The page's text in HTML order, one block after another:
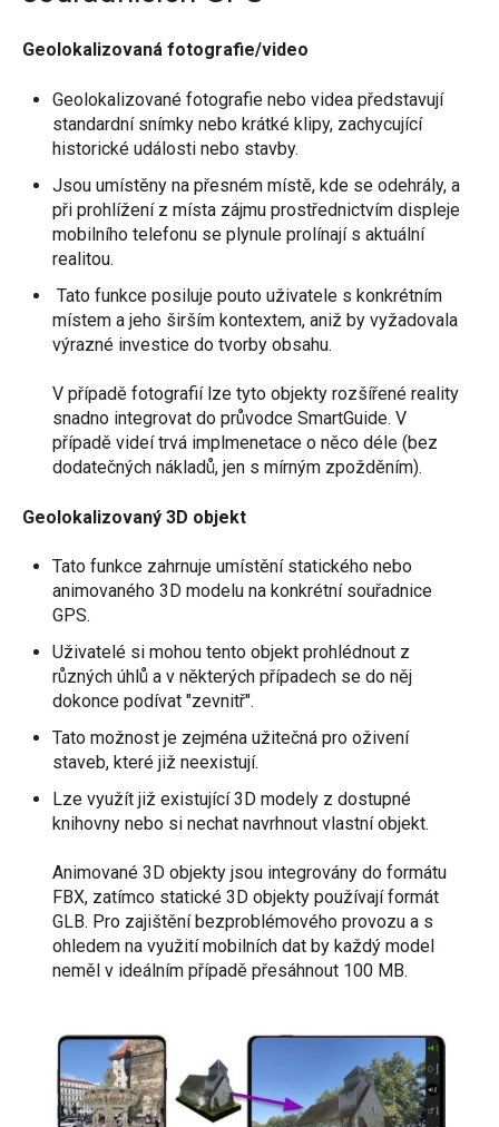
Geolokalizovaná fotografie/video
Geolokalizované fotografie nebo videa představují
standardní snímky nebo krátké klipy, zachycující
historické události nebo stavby.
Jsou umístěny na přesném místě, kde se odehrály, a
při prohlížení z místa zájmu prostřednictvím displeje
mobilního telefonu se plynule prolínají s aktuální
realitou.
Tato funkce posiluje pouto uživatele s konkrétním
místem a jeho širším kontextem, aniž by vyžadovala
výrazné investice do tvorby obsahu.
V případě fotografií lze tyto objekty rozšířené reality
snadno integrovat do průvodce SmartGuide. V
případě videí trvá implmenetace o něco déle (bez
dodatečných nákladů, jen s mírným zpožděním).
Geolokalizovaný 3D objekt
Tato funkce zahrnuje umístění statického nebo
animovaného 3D modelu na konkrétní souřadnice
GPS.
Uživatelé si mohou tento objekt prohlédnout z
různých úhlů a v některých případech se do něj
dokonce podívat "zevnitř".
Tato možnost je zejména užitečná pro oživení
staveb, které již neexistují.
Lze využít již existující 3D modely z dostupné
knihovny nebo si nechat navrhnout vlastní objekt.
Animované 3D objekty jsou integrovány do formátu
FBX, zatímco statické 3D objekty používají formát
GLB. Pro zajištění bezproblémového provozu a s
ohledem na využití mobilních dat by každý model
neměl v ideálním případě přesáhnout 100 MB.